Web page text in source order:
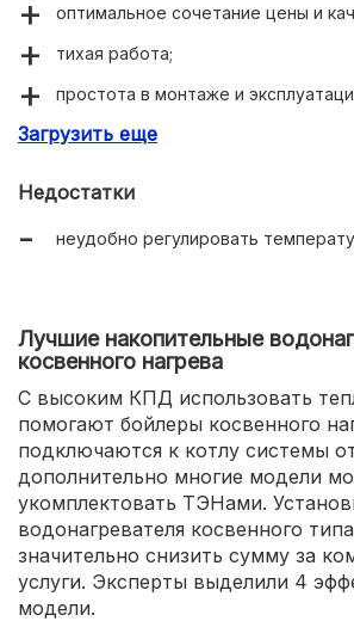
оптимальное сочетание цены и
тихая работа;
простота в монтаже и
быстрый нагрев воды.
Загрузить еще
Недостатки
неудобно регулировать
Лучшие накопительные
косвенного нагрева
С высоким КПД использовать
помогают бойлеры косвенного
подключаются к котлу системы
дополнительно многие модели
укомплектовать ТЭНами.
водонагревателя косвенного
значительно снизить сумму за
услуги. Эксперты выделили 4
модели.